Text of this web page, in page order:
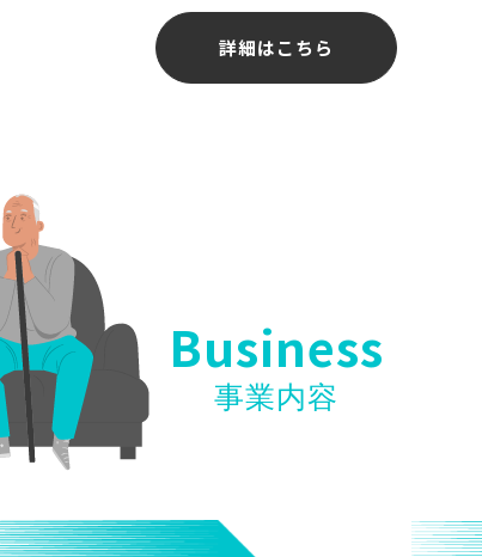
詳細はこちら
Business
事業内容